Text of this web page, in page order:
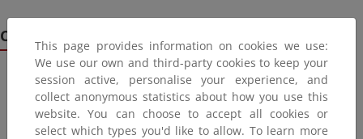
Capítulo VIII.
Áreas importantes para la herpetofauna española
This page provides information on cookies we use:
We use our own and third-party cookies to keep your
session active, personalise your experience, and
collect anonymous statistics about how you use this
website. You can choose to accept all cookies or
select which types you'd like to allow. To learn more